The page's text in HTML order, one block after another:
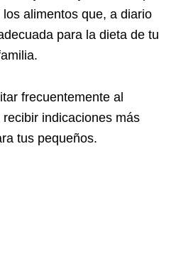
alimentos que, a diario
para la dieta de tu
frecuentemente al
recibir indicaciones más
tus pequeños.